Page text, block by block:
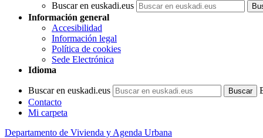
Buscar en euskadi.eus
Información general
Accesibilidad
Información legal
Política de cookies
Sede Electrónica
Idioma
Buscar en euskadi.eus
Contacto
Mi carpeta
Departamento de Vivienda y Agenda Urbana